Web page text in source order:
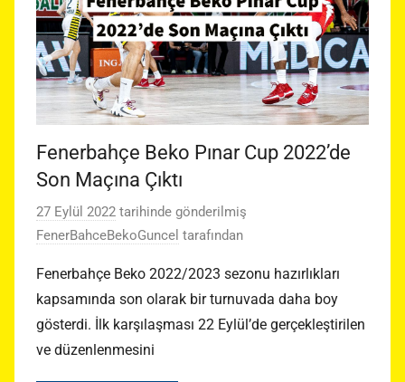
Fenerbahçe Beko Pınar Cup 2022’de
Son Maçına Çıktı
27 Eylül 2022 tarihinde gönderilmiş
FenerBahceBekoGuncel tarafından
Fenerbahçe Beko 2022/2023 sezonu hazırlıkları
kapsamında son olarak bir turnuvada daha boy
gösterdi. İlk karşılaşması 22 Eylül’de gerçekleştirilen
ve düzenlenmesini